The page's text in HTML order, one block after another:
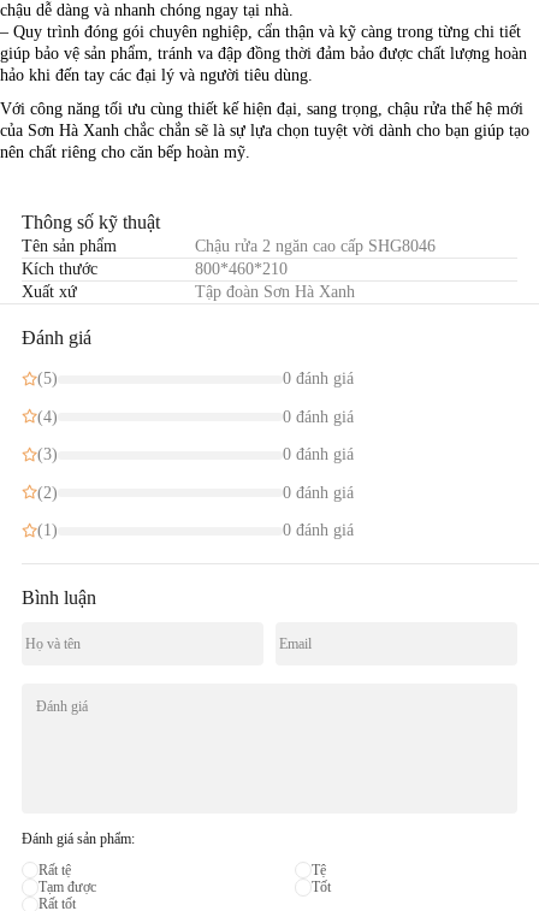
chậu dễ dàng và nhanh chóng ngay tại nhà.
– Quy trình đóng gói chuyên nghiệp, cẩn thận và kỹ càng trong từng chi tiết
giúp bảo vệ sản phẩm, tránh va đập đồng thời đảm bảo được chất lượng hoàn
hảo khi đến tay các đại lý và người tiêu dùng.
Với công năng tối ưu cùng thiết kế hiện đại, sang trọng, chậu rửa thế hệ mới
của Sơn Hà Xanh chắc chắn sẽ là sự lựa chọn tuyệt vời dành cho bạn giúp tạo
nên chất riêng cho căn bếp hoàn mỹ.
Thông số kỹ thuật
Tên sản phẩm
Chậu rửa 2 ngăn cao cấp SHG8046
Kích thước
800*460*210
Xuất xứ
Tập đoàn Sơn Hà Xanh
Đánh giá
(5) 0 đánh giá
(4) 0 đánh giá
(3) 0 đánh giá
(2) 0 đánh giá
(1) 0 đánh giá
Bình luận
Đánh giá sản phẩm:
Rất tệ
Tệ
Tạm được
Tốt
Rất tốt